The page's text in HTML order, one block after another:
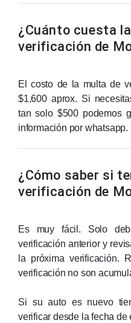
¿Cuánto cuesta
verificación de
El costo de la multa de
$1,600 aprox. Si
tan solo $500 podemos
información por whatsapp.
¿Cómo saber si
verificación de
Es muy fácil. Solo
verificación anterior y
la próxima verificación.
verificación no son
Si su auto es nuevo
verificar desde la fecha de